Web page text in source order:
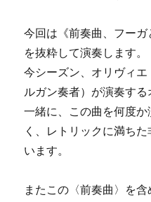
今回は《前奏曲、フーガ
を抜粋して演奏します。
今シーズン、オリヴィ
ルガン奏者）が演奏す
一緒に、この曲を何度
く、レトリックに満ち
います。
またこの〈前奏曲〉を